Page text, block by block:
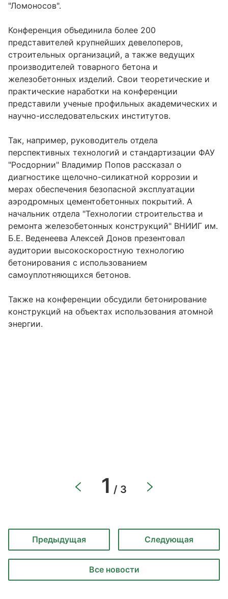
"Ломоносов".
Конференция объединила более 200
представителей крупнейших девелоперов,
строительных организаций, а также ведущих
производителей товарного бетона и
железобетонных изделий. Свои теоретические и
практические наработки на конференции
представили ученые профильных академических и
научно-исследовательских институтов.
Так, например, руководитель отдела
перспективных технологий и стандартизации ФАУ
"Росдорнии" Владимир Попов рассказал о
диагностике щелочно-силикатной коррозии и
мерах обеспечения безопасной эксплуатации
аэродромных цементобетонных покрытий. А
начальник отдела "Технологии строительства и
ремонта железобетонных конструкций" ВНИИГ им.
Б.Е. Веденеева Алексей Донов презентовал
аудитории высокоскоростную технологию
бетонирования с использованием
самоуплотняющихся бетонов.
Также на конференции обсудили бетонирование
конструкций на объектах использования атомной
энергии.
1 / 3
Предыдущая Следующая
Все новости